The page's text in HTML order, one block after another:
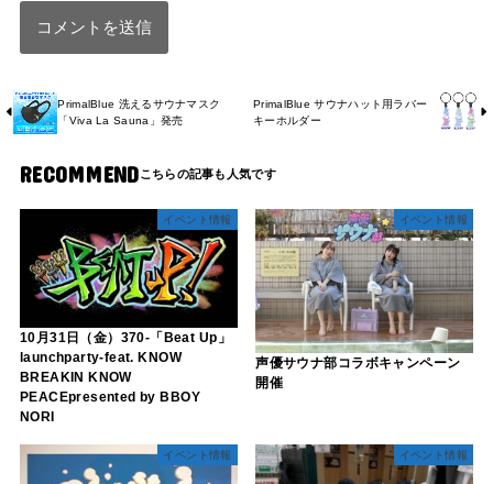
PrimalBlue 洗えるサウナマスク
「Viva La Sauna」発売
PrimalBlue サウナハット用ラバー
キーホルダー
RECOMMEND
イベント情報
10月31日（金）370-「Beat Up」
launchparty-feat. KNOW
BREAKIN KNOW
PEACEpresented by BBOY
NORI
イベント情報
声優サウナ部コラボキャンペーン
開催
イベント情報 イベント情報